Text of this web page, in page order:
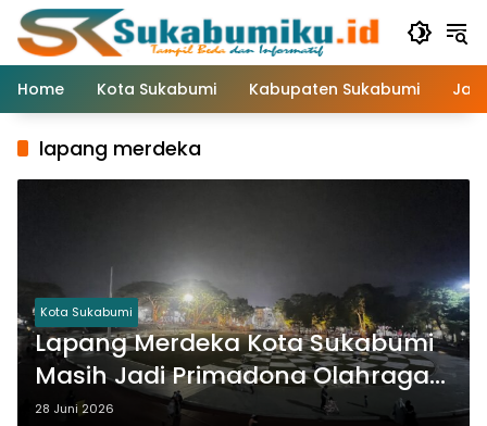
Langsung
konten
Home
Kota Sukabumi Kabupaten Sukabumi
lapang merdeka
Kota Sukabumi
Lapang Merdeka Kota Sukabumi
Masih Jadi Primadona Olahraga
Malam Hari
28 Juni 2026